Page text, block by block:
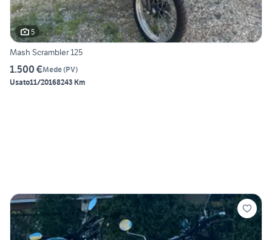
5
Mash Scrambler 125
1.500 €Mede(PV)
Usato11/20168243 Km